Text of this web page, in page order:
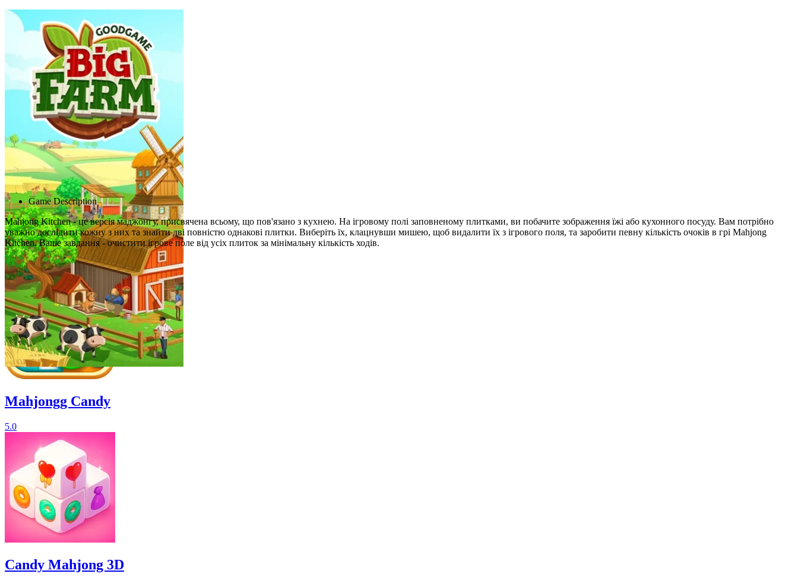
Advertisement
Game Description
Mahjong Kitchen - це версія маджонгу, присвячена всьому, що пов'язано з кухнею. На ігровому полі заповненому плитками, ви побачите зображення їжі або кухонного посуду. Вам потрібно
уважно дослідити кожну з них та знайти дві повністю однакові плитки. Виберіть їх, клацнувши мишею, щоб видалити їх з ігрового поля, та заробити певну кількість очоків в грі Mahjong
Kitchen. Ваше завдання - очистити ігрове поле від усіх плиток за мінімальну кількість ходів.
Схожі ігри
Mahjongg Candy
5.0
Candy Mahjong 3D